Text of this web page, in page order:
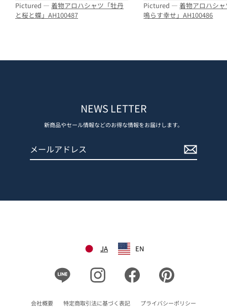
Pictured — 着物アロハシャツ「牡丹
と桜と蝶」AH100487
Pictured —着物アロハシ
鳴らす幸せ」AH100486
NEWS LETTER
新商品やセール情報などのお得な情報をお届けします。
JA EN
Instagram Facebook
会社概要 特定商取引法に基づく表記 プライバシーポリシー